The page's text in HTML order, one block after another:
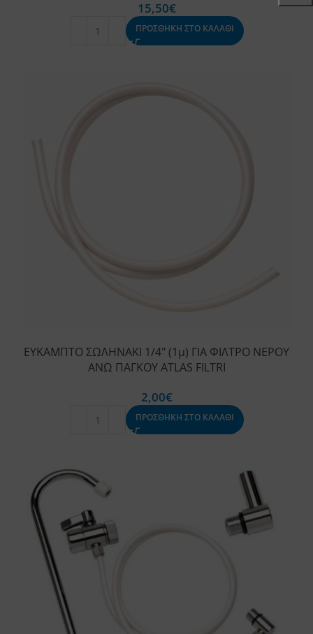
15,50€
ΠΡΟΣΘΗΚΗ ΣΤΟ ΚΑΛΑΘΙ
ΕΥΚΑΜΠΤΟ ΣΩΛΗΝΑΚΙ 1/4″ (1μ) ΓΙΑ ΦΙΛΤΡΟ ΝΕΡΟΥ
ΑΝΩ ΠΑΓΚΟΥ ATLAS FILTRI
2,00€
ΠΡΟΣΘΗΚΗ ΣΤΟ ΚΑΛΑΘΙ